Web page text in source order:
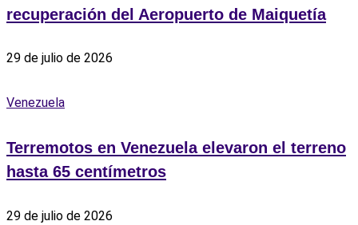
recuperación del Aeropuerto de Maiquetía
29 de julio de 2026
Venezuela
Terremotos en Venezuela elevaron el terreno
hasta 65 centímetros
29 de julio de 2026